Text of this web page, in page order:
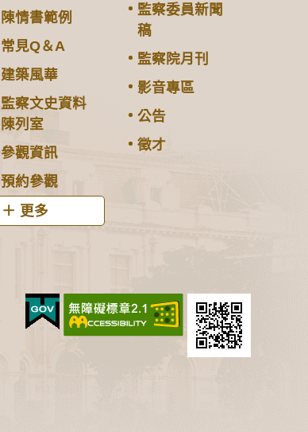
陳情書範例
常見Q＆A
建築風華
監察文史資料
陳列室
參觀資訊
預約參觀
更多
監察委員新聞
稿
監察院月刊
影音專區
公告
徵才